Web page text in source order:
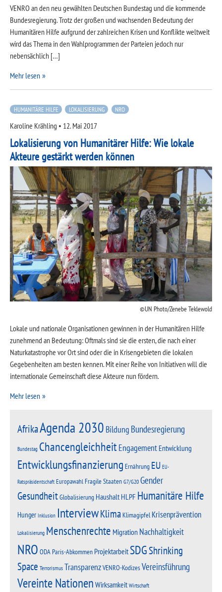
VENRO an den neu gewählten Deutschen Bundestag und die kommende
Bundesregierung. Trotz der großen und wachsenden Bedeutung der
Humanitären Hilfe aufgrund der zahlreichen Krisen und Konflikte weltweit
wird das Thema in den Wahlprogrammen der Parteien jedoch nur
nebensächlich […]
Mehr lesen
HUMANITÄRE HILFE LOKALISIERUNG NRO
Karoline Krähling • 12. Mai 2017
Lokalisierung von Humanitärer Hilfe: Wie lokale
Akteure gestärkt werden können
UN Photo/Zenebe Teklewold
Lokale und nationale Organisationen gewinnen in der Humanitären Hilfe
zunehmend an Bedeutung: Oftmals sind sie die ersten, die nach einer
Naturkatastrophe vor Ort sind oder die in Krisengebieten die lokalen
Gegebenheiten am besten kennen. Mit einer Reihe von Initiativen will die
internationale Gemeinschaft diese Akteure nun fördern.
Mehr lesen
AfrikaAgenda 2030 Bildung Bundesregierung
Bundestag ChancengleichheitEngagement Entwicklung
Entwicklungsfinanzierung Ernährung EU EU-
Ratspräsidentschaft EuropawahlFragile StaatenG7/G20Gender
GesundheitGlobalisierung HaushaltHLPF Humanitäre Hilfe
Hunger Inklusion InterviewKlimaKlimagipfel Krisenprävention
Lokalisierung Menschenrechte Migration Nachhaltigkeit
NRO ODAParis-Abkommen ProjektarbeitSDGShrinking
Space TerrorismusTransparenzVENRO-KodizesVereinsführung
Vereinte Nationen Wirksamkeit Wirtschaft